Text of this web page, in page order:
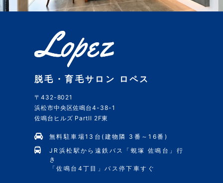
脱毛・育毛サロン ロペス
〒432-8021
浜松市中央区佐鳴台4-38-1
佐鳴台ヒルズ PartII 2F東
無料駐車場13台(建物隣 3番～16番)
JR浜松駅から遠鉄バス「蜆塚 佐鳴台」行
き
「佐鳴台4丁目」バス停下車すぐ